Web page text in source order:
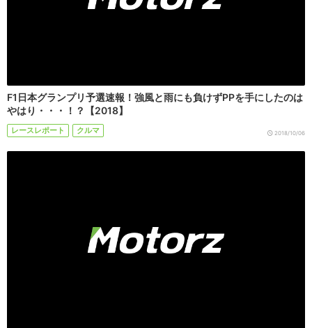
F1日本グランプリ予選速報！強風と雨にも負けずPPを手にしたのは
やはり・・・！？【2018】
レースレポート クルマ 2018/10/06